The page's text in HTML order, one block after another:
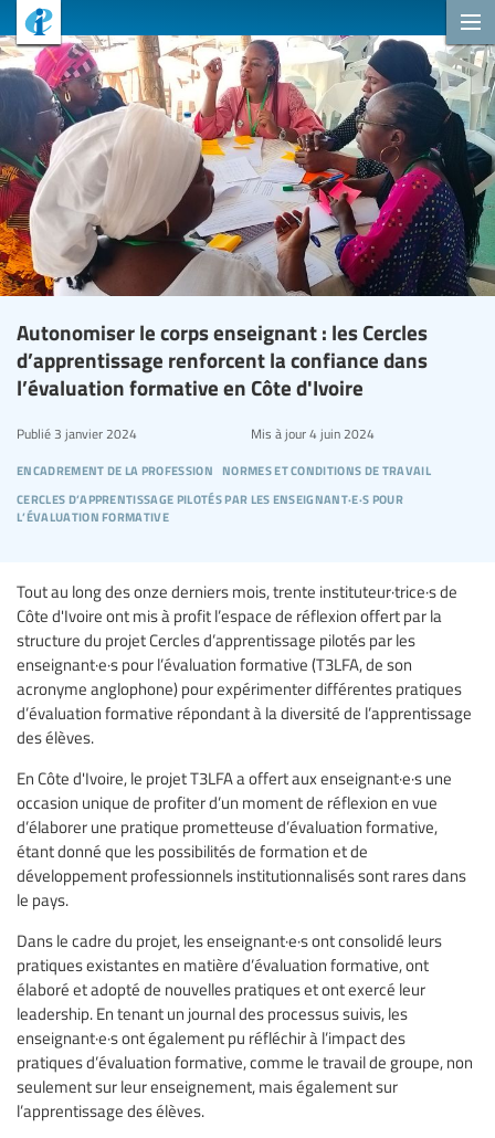
Autonomiser le corps enseignant : les Cercles
d’apprentissage renforcent la confiance dans
l’évaluation formative en Côte d'Ivoire
encadrement de la profession normes et conditions de travail
cercles d’apprentissage pilotés par les enseignant·e·s pour
l’évaluation formative
Publié 3 janvier 2024 Mis à jour4 juin 2024
Tout au long des onze derniers mois, trente instituteur·trice·s de
Côte d'Ivoire ont mis à profit l’espace de réflexion offert par la
structure du projet Cercles d’apprentissage pilotés par les
enseignant·e·s pour l’évaluation formative (T3LFA, de son
acronyme anglophone) pour expérimenter différentes pratiques
d’évaluation formative répondant à la diversité de l’apprentissage
des élèves.
En Côte d'Ivoire, le projet T3LFA a offert aux enseignant·e·s une
occasion unique de profiter d’un moment de réflexion en vue
d’élaborer une pratique prometteuse d’évaluation formative,
étant donné que les possibilités de formation et de
développement professionnels institutionnalisés sont rares dans
le pays.
Dans le cadre du projet, les enseignant·e·s ont consolidé leurs
pratiques existantes en matière d’évaluation formative, ont
élaboré et adopté de nouvelles pratiques et ont exercé leur
leadership. En tenant un journal des processus suivis, les
enseignant·e·s ont également pu réfléchir à l’impact des
pratiques d’évaluation formative, comme le travail de groupe, non
seulement sur leur enseignement, mais également sur
l’apprentissage des élèves.